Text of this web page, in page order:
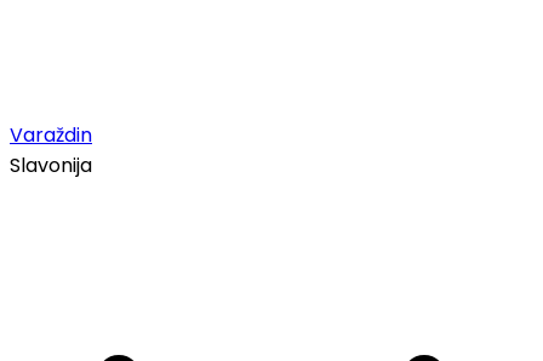
Varaždin
Slavonija